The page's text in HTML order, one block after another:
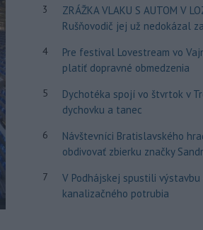
3
ZRÁŽKA VLAKU S AUTOM V
Rušňovodič jej už nedokázal
4
Pre festival Lovestream vo
platiť dopravné obmedzenia
5
Dychotéka spojí vo štvrtok v
dychovku a tanec
6
Návštevníci Bratislavského
obdivovať zbierku značky
7
V Podhájskej spustili
kanalizačného potrubia